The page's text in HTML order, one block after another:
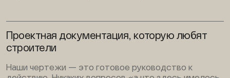
Проектная документация, которую любят
строители
Наши чертежи — это готовое руководство к